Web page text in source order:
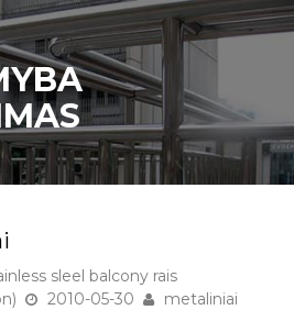
sleel balcony rais
2010-05-30
metaliniai